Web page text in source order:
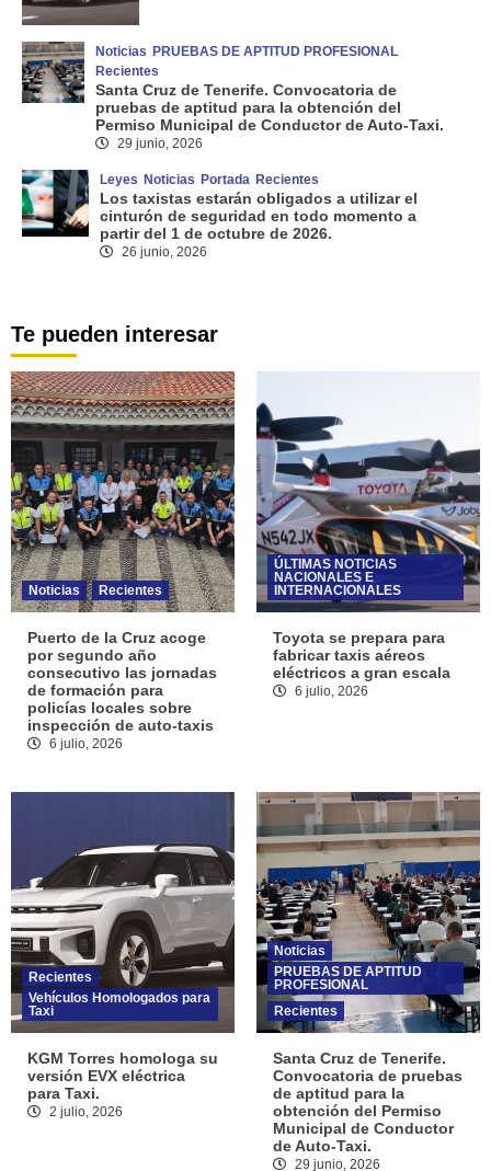
Noticias PRUEBAS DE APTITUD PROFESIONAL
Recientes
Santa Cruz de Tenerife. Convocatoria de
pruebas de aptitud para la obtención del
Permiso Municipal de Conductor de Auto-Taxi.
29 junio, 2026
Leyes Noticias Portada Recientes
Los taxistas estarán obligados a utilizar el
cinturón de seguridad en todo momento a
partir del 1 de octubre de 2026.
26 junio, 2026
Te pueden interesar
Noticias Recientes
Puerto de la Cruz acoge
por segundo año
consecutivo las jornadas
de formación para
policías locales sobre
inspección de auto-taxis
6 julio, 2026
ÚLTIMAS NOTICIAS
NACIONALES E
INTERNACIONALES
Toyota se prepara para
fabricar taxis aéreos
eléctricos a gran escala
6 julio, 2026
Recientes
Vehículos Homologados para
Taxi
KGM Torres homologa su
versión EVX eléctrica
para Taxi.
2 julio, 2026
Noticias
PRUEBAS DE APTITUD
PROFESIONAL
Recientes
Santa Cruz de Tenerife.
Convocatoria de pruebas
de aptitud para la
obtención del Permiso
Municipal de Conductor
de Auto-Taxi.
29 junio, 2026